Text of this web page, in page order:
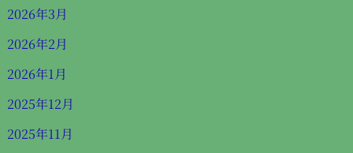
2026年3月
2026年2月
2026年1月
2025年12月
2025年11月